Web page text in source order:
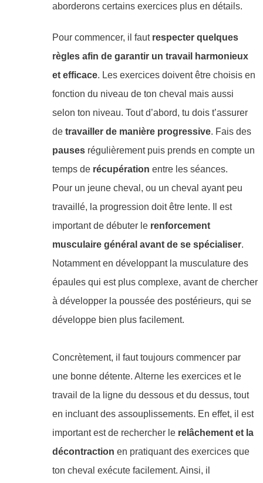
aborderons certains exercices plus en détails.
Pour commencer, il faut respecter quelques
règles afin de garantir un travail harmonieux
et efficace. Les exercices doivent être choisis en
fonction du niveau de ton cheval mais aussi
selon ton niveau. Tout d’abord, tu dois t’assurer
detravailler de manière progressive. Fais des
pauses régulièrement puis prends en compte un
temps derécupération entre les séances.
Pour un jeune cheval, ou un cheval ayant peu
travaillé, la progression doit être lente. Il est
important de débuter le renforcement
musculaire général avant de se spécialiser.
Notamment en développant la musculature des
épaules qui est plus complexe, avant de chercher
à développer la poussée des postérieurs, qui se
développe bien plus facilement.
Concrètement, il faut toujours commencer par
une bonne détente. Alterne les exercices et le
travail de la ligne du dessous et du dessus, tout
en incluant des assouplissements. En effet, il est
important est de rechercher le relâchement et la
décontraction en pratiquant des exercices que
ton cheval exécute facilement. Ainsi, il